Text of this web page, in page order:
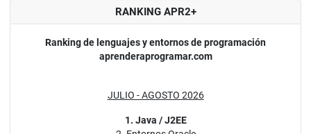
RANKING APR2+
Ranking de lenguajes y entornos de programación
aprenderaprogramar.com
JULIO - AGOSTO 2026
1. Java / J2EE